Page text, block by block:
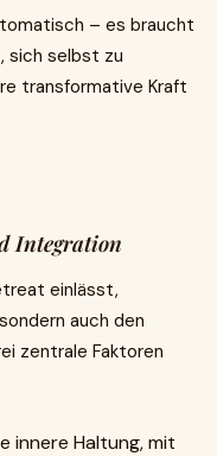
– es braucht
sich selbst zu
transformative Kraft
Integration
einlässt,
auch den
zentrale Faktoren
innere Haltung, mit